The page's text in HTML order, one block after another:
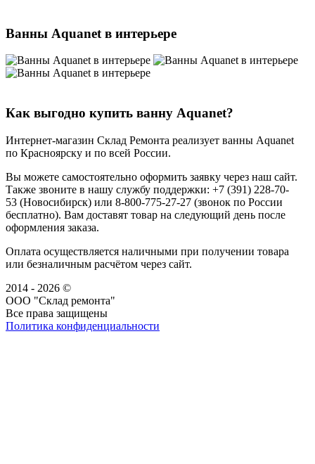
Ванны Aquanet в интерьере
Как выгодно купить ванну Aquanet?
Интернет-магазин Склад Ремонта реализует ванны Aquanet
по Красноярску и по всей России.
Вы можете самостоятельно оформить заявку через наш сайт.
Также звоните в нашу службу поддержки: +7 (391) 228-70-
53 (Новосибирск) или 8-800-775-27-27 (звонок по России
бесплатно). Вам доставят товар на следующий день после
оформления заказа.
Оплата осуществляется наличными при получении товара
или безналичным расчётом через сайт.
2014 - 2026 ©
ООО "Склад ремонта"
Все права защищены
Политика конфиденциальности